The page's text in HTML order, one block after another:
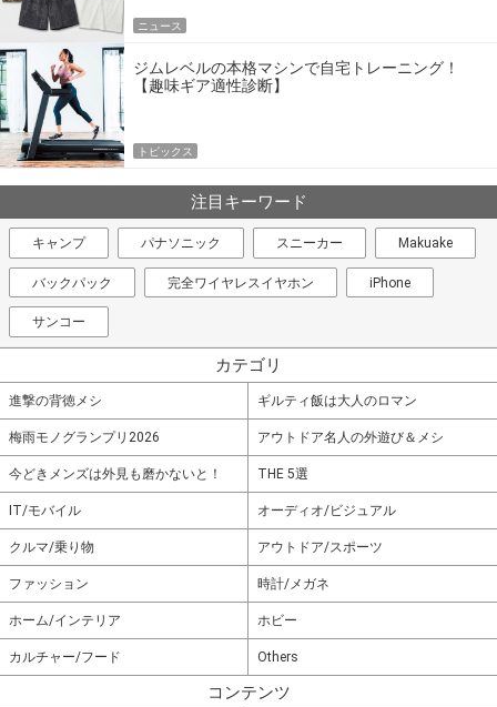
ニュース
ジムレベルの本格マシンで自宅トレーニング！
【趣味ギア適性診断】
トピックス
注目キーワード
キャンプ パナソニック スニーカー Makuake
バックパック 完全ワイヤレスイヤホン iPhone
サンコー
カテゴリ
進撃の背徳メシ ギルティ飯は大人のロマン
梅雨モノグランプリ2026 アウトドア名人の外遊び＆メシ
今どきメンズは外見も磨かないと！ THE 5選
IT/モバイル オーディオ/ビジュアル
クルマ/乗り物 アウトドア/スポーツ
ファッション 時計/メガネ
ホーム/インテリア ホビー
カルチャー/フード Others
コンテンツ